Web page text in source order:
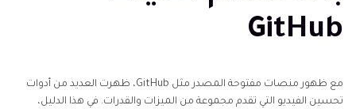
بالذكاء
تحسين
GitHub
مع ظهور منصات مفتوحة المصدر مثل GitHub، ظهرت العديد من أدوات
تحسين الفيديو التي تقدم مجموعة من الميزات والقدرات. في هذا الدليل،